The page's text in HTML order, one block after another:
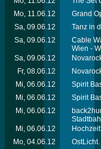
Mo, 11.06.12
Grand
Sa, 09.06.12
Tanz in
Sa, 09.06.12
Cable
Wien -
Sa, 09.06.12
Fr, 08.06.12
Mi, 06.06.12
Spirit
Mi, 06.06.12
Spirit
Mi, 06.06.12
Mi, 06.06.12
Mo, 04.06.12